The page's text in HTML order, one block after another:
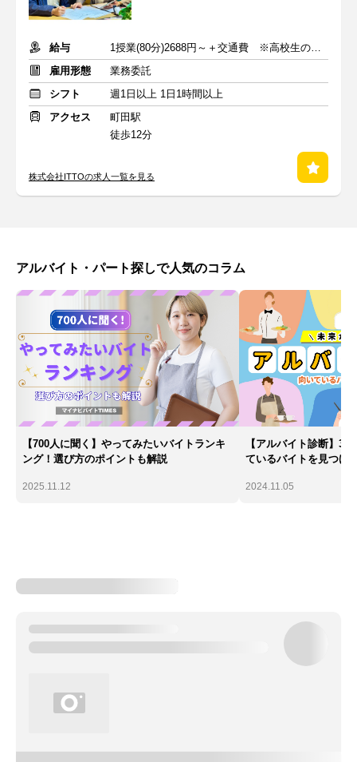
給与
1授業(80分)2688円～＋交通費 ※高校生の場合
雇用形態
業務委託
シフト
週1日以上 1日1時間以上
アクセス
町田駅
徒歩12分
株式会社ITTOの求人一覧を見る
アルバイト・パート探しで人気のコラム
【700人に聞く】やってみたいバイトランキ
ング！選び方のポイントも解説
2025.11.12
【アルバイト診断】
ているバイトを見つけ
2024.11.05